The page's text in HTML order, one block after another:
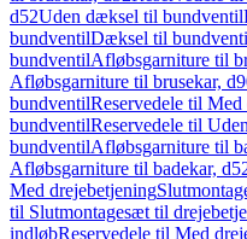
d52Uden dæksel til bundventil
bundventilDæksel til
bundventilAfløbsgarniture til
Afløbsgarniture til brusekar,
bundventilReservedele til
bundventilReservedele til
bundventilAfløbsgarniture til
Afløbsgarniture til badekar,
Med drejebetjening
til Slutmontagesæt til
indløbReservedele til Med